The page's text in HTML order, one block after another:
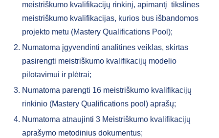
meistriškumo kvalifikacijų rinkinį, apimantį tikslines
meistriškumo kvalifikacijas, kurios bus išbandomos
projekto metu (Mastery Qualifications Pool);
Numatoma įgyvendinti analitines veiklas, skirtas
pasirengti meistriškumo kvalifikacijų modelio
pilotavimui ir plėtrai;
Numatoma parengti 16 meistriškumo kvalifikacijų
rinkinio (Mastery Qualifications pool) aprašų;
Numatoma atnaujinti 3 Meistriškumo kvalifikacijų
aprašymo metodinius dokumentus;